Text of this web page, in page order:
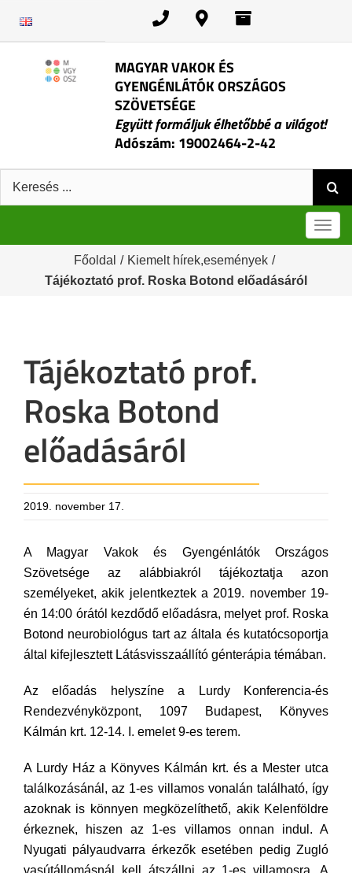
MAGYAR VAKOK ÉS
GYENGÉNLÁTÓK ORSZÁGOS
SZÖVETSÉGE
Együtt formáljuk élhetőbbé a világot!
Adószám: 19002464-2-42
Keresés:
Főoldal / Kiemelt hírek,események /
Tájékoztató prof. Roska Botond előadásáról
Tájékoztató prof.
Roska Botond
előadásáról
2019. november 17.
A Magyar Vakok és Gyengénlátók Országos
Szövetsége az alábbiakról tájékoztatja azon
személyeket, akik jelentkeztek a 2019. november 19-
én 14:00 órától kezdődő előadásra, melyet prof. Roska
Botond neurobiológus tart az általa és kutatócsoportja
által kifejlesztett Látásvisszaállító génterápia témában.
Az előadás helyszíne a Lurdy Konferencia-és
Rendezvényközpont, 1097 Budapest, Könyves
Kálmán krt. 12-14. I. emelet 9-es terem.
A Lurdy Ház a Könyves Kálmán krt. és a Mester utca
találkozásánál, az 1-es villamos vonalán található, így
azoknak is könnyen megközelíthető, akik Kelenföldre
érkeznek, hiszen az 1-es villamos onnan indul. A
Nyugati pályaudvarra érkezők esetében pedig Zugló
vasútállomásnál kell átszállni az 1-es villamosra. A